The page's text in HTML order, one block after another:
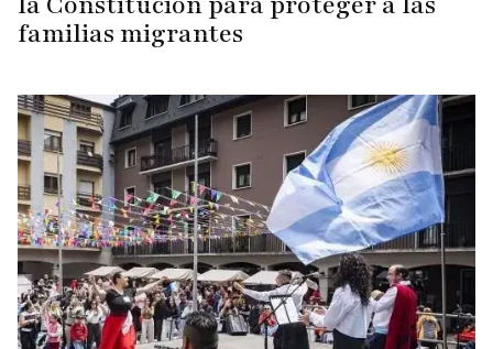
familias migrantes